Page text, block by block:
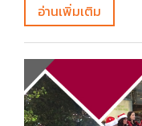
อ่านเพิ่มเติม